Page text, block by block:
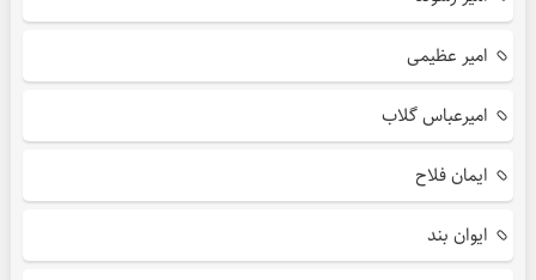
امیر عظیمی
امیرعباس گلاب
ایمان فلاح
ایوان بند